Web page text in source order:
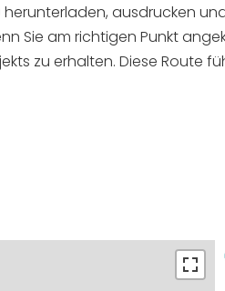
ausdrucken
Sie am richtigen Punkt
zu erhalten. Diese Route